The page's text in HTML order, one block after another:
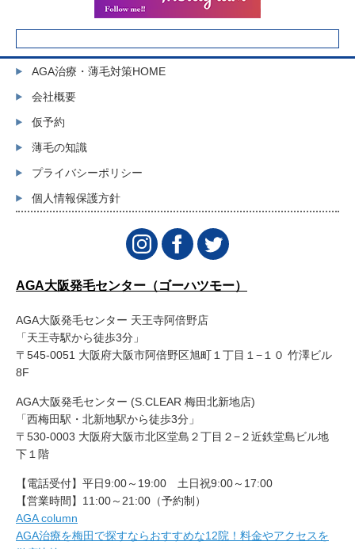
AGA治療・薄毛対策HOME
会社概要
仮予約
薄毛の知識
プライバシーポリシー
個人情報保護方針
AGA大阪発毛センター（ゴーハツモー）
AGA大阪発毛センター 天王寺阿倍野店
「天王寺駅から徒歩3分」
〒545-0051 大阪府大阪市阿倍野区旭町１丁目１−１０ 竹澤ビル
8F
AGA大阪発毛センター (S.CLEAR 梅田北新地店)
「西梅田駅・北新地駅から徒歩3分」
〒530-0003 大阪府大阪市北区堂島２丁目２−２近鉄堂島ビル地
下１階
【電話受付】平日9:00～19:00 土日祝9:00～17:00
【営業時間】11:00～21:00（予約制）
AGA column
AGA治療を梅田で探すならおすすめな12院！料金やアクセスを